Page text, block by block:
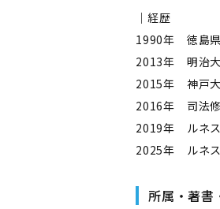
｜経歴
1990年 徳島
2013年 明治
2015年 神戸
2016年 司法修
2019年 ルネ
2025年 ルネス
所属・著書